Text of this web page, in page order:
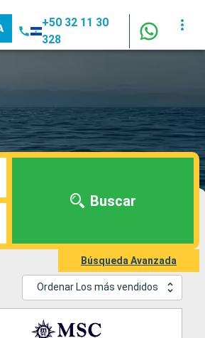
+50 32 11 30
328
Buscar
Búsqueda Avanzada
Ordenar Los más vendidos